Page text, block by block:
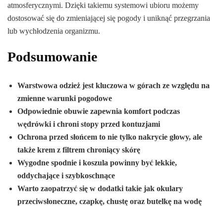
atmosferycznymi. Dzięki takiemu systemowi ubioru możemy
dostosować się do zmieniającej się pogody i uniknąć przegrzania
lub wychłodzenia organizmu.
Podsumowanie
Warstwowa odzież jest kluczowa w górach ze względu na
zmienne warunki pogodowe
Odpowiednie obuwie zapewnia komfort podczas
wędrówki i chroni stopy przed kontuzjami
Ochrona przed słońcem to nie tylko nakrycie głowy, ale
także krem z filtrem chroniący skórę
Wygodne spodnie i koszula powinny być lekkie,
oddychające i szybkoschnące
Warto zaopatrzyć się w dodatki takie jak okulary
przeciwsłoneczne, czapkę, chustę oraz butelkę na wodę